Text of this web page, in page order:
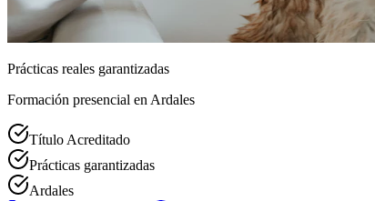
Prácticas reales garantizadas
Formación presencial en Ardales
Título Acreditado
Prácticas garantizadas
Ardales